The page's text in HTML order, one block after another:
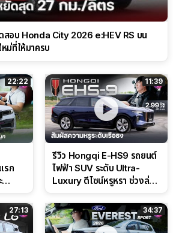
สอบ Honda City 2026 e:HEV RS บน
ม่ที่ให้มาครบ
22:22
รก
11:39
รีวิว Hongqi E-HS9 รถยนต์
ไฟฟ้า SUV ระดับ Ultra-
Luxury ดีไซน์หรูหรา ช่วงล่าง
27:13 34:37